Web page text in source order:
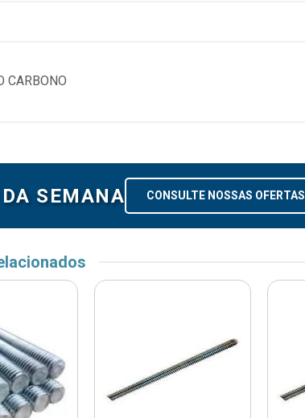
CARBONO
SEMANA CONSULTE NOSSAS OFERTAS